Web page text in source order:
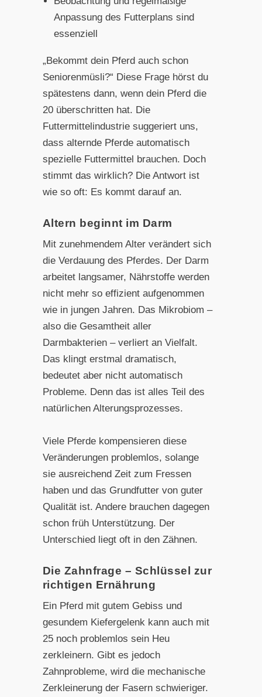
Anpassung des Futterplans sind
essenziell
„Bekommt dein Pferd auch schon
Seniorenmüsli?“ Diese Frage hörst du
spätestens dann, wenn dein Pferd die
20 überschritten hat. Die
Futtermittelindustrie suggeriert uns,
dass alternde Pferde automatisch
spezielle Futtermittel brauchen. Doch
stimmt das wirklich? Die Antwort ist
wie so oft: Es kommt darauf an.
Altern beginnt im Darm
Mit zunehmendem Alter verändert sich
die Verdauung des Pferdes. Der Darm
arbeitet langsamer, Nährstoffe werden
nicht mehr so effizient aufgenommen
wie in jungen Jahren. Das Mikrobiom –
also die Gesamtheit aller
Darmbakterien – verliert an Vielfalt.
Das klingt erstmal dramatisch,
bedeutet aber nicht automatisch
Probleme. Denn das ist alles Teil des
natürlichen Alterungsprozesses.
Viele Pferde kompensieren diese
Veränderungen problemlos, solange
sie ausreichend Zeit zum Fressen
haben und das Grundfutter von guter
Qualität ist. Andere brauchen dagegen
schon früh Unterstützung. Der
Unterschied liegt oft in den Zähnen.
Die Zahnfrage – Schlüssel zur
richtigen Ernährung
Ein Pferd mit gutem Gebiss und
gesundem Kiefergelenk kann auch mit
25 noch problemlos sein Heu
zerkleinern. Gibt es jedoch
Zahnprobleme, wird die mechanische
Zerkleinerung der Fasern schwieriger.